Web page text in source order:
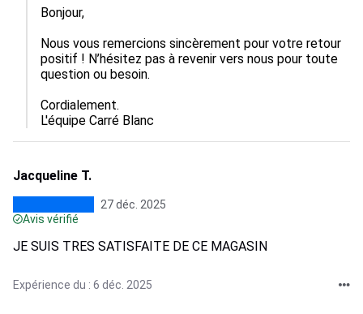
Bonjour,
Nous vous remercions sincèrement pour votre retour
positif ! N’hésitez pas à revenir vers nous pour toute
question ou besoin.
Cordialement.
L'équipe Carré Blanc
Jacqueline T.
27 déc. 2025
Avis vérifié
JE SUIS TRES SATISFAITE DE CE MAGASIN
Expérience du : 6 déc. 2025